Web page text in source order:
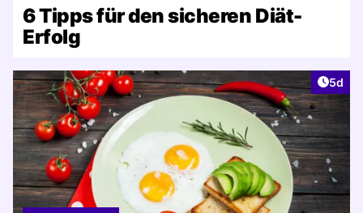
6 Tipps für den sicheren Diät-
Erfolg
5d